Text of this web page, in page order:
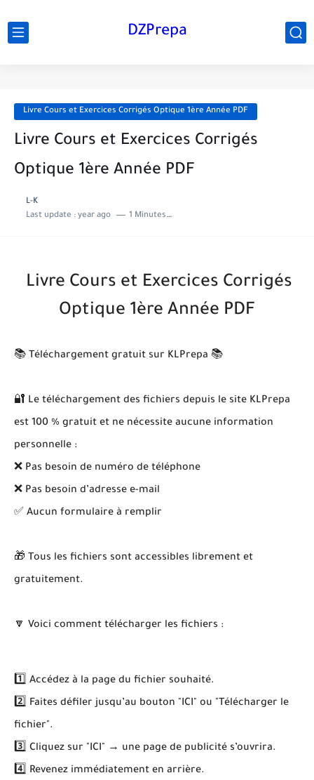
DZPrepa
Livre Cours et Exercices Corrigés Optique 1ère Année PDF
Livre Cours et Exercices Corrigés
Optique 1ère Année PDF
L-K
Last update : year ago 1 Minutes to read
Livre Cours et Exercices Corrigés
Optique 1ère Année PDF
📚 Téléchargement gratuit sur KLPrepa 📚
🔐 Le téléchargement des fichiers depuis le site KLPrepa
est 100 % gratuit et ne nécessite aucune information
personnelle :
❌ Pas besoin de numéro de téléphone
❌ Pas besoin d’adresse e-mail
✅ Aucun formulaire à remplir
🎁 Tous les fichiers sont accessibles librement et
gratuitement.
🔽 Voici comment télécharger les fichiers :
1️⃣ Accédez à la page du fichier souhaité.
2️⃣ Faites défiler jusqu’au bouton "ICI" ou "Télécharger le
fichier".
3️⃣ Cliquez sur "ICI" → une page de publicité s’ouvrira.
4️⃣ Revenez immédiatement en arrière.